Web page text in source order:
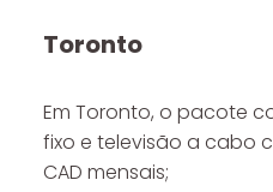
Toronto
Em Toronto, o pacote
fixo e televisão a cabo
CAD mensais;